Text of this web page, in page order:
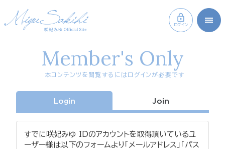
ログイン
Member's Only
本コンテンツを閲覧するにはログインが必要です
Login Join
すでに咲妃みゆ IDのアカウントを取得頂いているユ
ーザー様は以下のフォームより「メールアドレス」「パス